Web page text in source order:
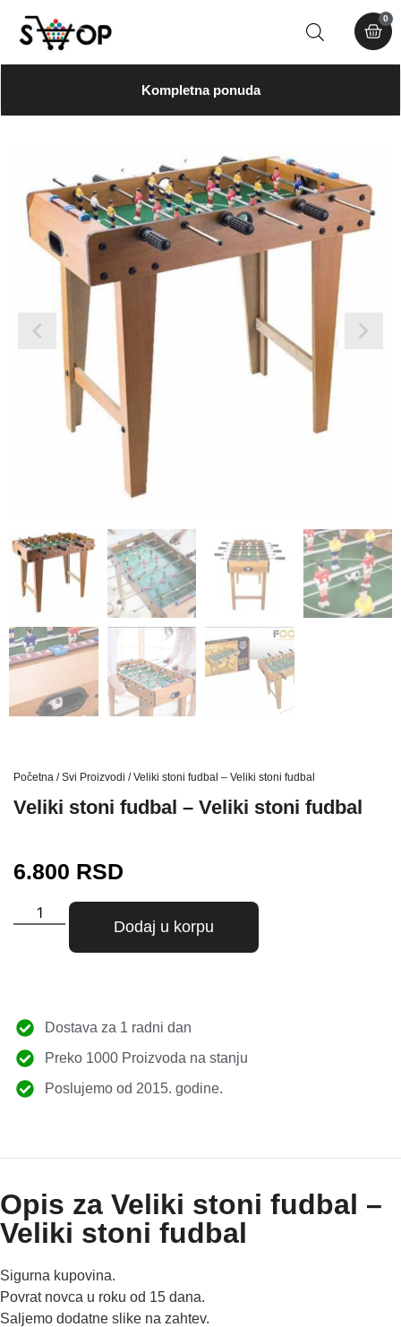
0
Kompletna ponuda
Početna /Svi Proizvodi / Veliki stoni fudbal – Veliki stoni fudbal
Veliki stoni fudbal – Veliki stoni fudbal
6.800 RSD
Dodaj u korpu
Dostava za 1 radni dan
Preko 1000 Proizvoda na stanju
Poslujemo od 2015. godine.
Opis za Veliki stoni fudbal –
Veliki stoni fudbal
Sigurna kupovina.
Povrat novca u roku od 15 dana.
Saljemo dodatne slike na zahtev.